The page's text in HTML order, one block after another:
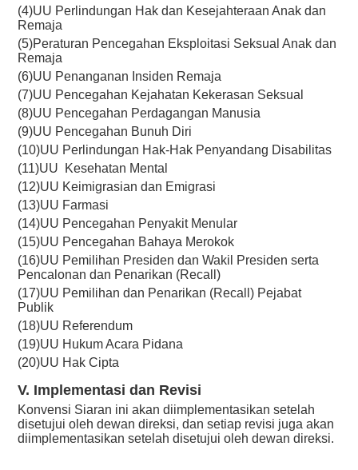
(4)UU Perlindungan Hak dan Kesejahteraan Anak dan
Remaja
(5)Peraturan Pencegahan Eksploitasi Seksual Anak dan
Remaja
(6)UU Penanganan Insiden Remaja
(7)UU Pencegahan Kejahatan Kekerasan Seksual
(8)UU Pencegahan Perdagangan Manusia
(9)UU Pencegahan Bunuh Diri
(10)UU Perlindungan Hak-Hak Penyandang Disabilitas
(11)UU Kesehatan Mental
(12)UU Keimigrasian dan Emigrasi
(13)UU Farmasi
(14)UU Pencegahan Penyakit Menular
(15)UU Pencegahan Bahaya Merokok
(16)UU Pemilihan Presiden dan Wakil Presiden serta
Pencalonan dan Penarikan (Recall)
(17)UU Pemilihan dan Penarikan (Recall) Pejabat
Publik
(18)UU Referendum
(19)UU Hukum Acara Pidana
(20)UU Hak Cipta
V. Implementasi dan Revisi
Konvensi Siaran ini akan diimplementasikan setelah
disetujui oleh dewan direksi, dan setiap revisi juga akan
diimplementasikan setelah disetujui oleh dewan direksi.